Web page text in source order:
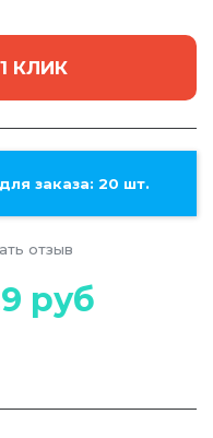
КЛИК
заказа: 20 шт.
отзыв
руб